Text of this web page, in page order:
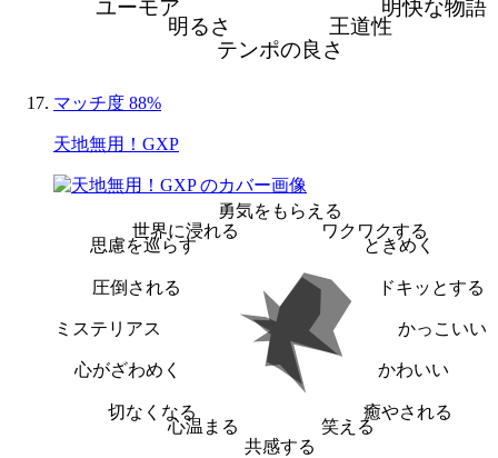
明快な物語
王道性
テンポの良さ
明るさ
ユーモア
マッチ度 88%
天地無用！GXP
勇気をもらえる
ワクワクする
ときめく
ドキッとする
かっこいい
かわいい
癒やされる
笑える
共感する
心温まる
切なくなる
心がざわめく
ミステリアス
圧倒される
思慮を巡らす
世界に浸れる